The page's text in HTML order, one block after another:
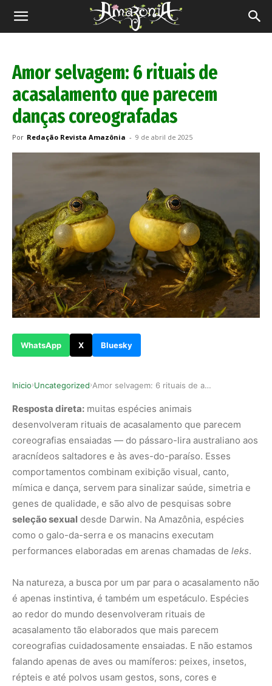
Revista
Amor selvagem: 6 rituais de
acasalamento que parecem
danças coreografadas
Por Redação Revista Amazônia - 9 de abril de 2025
WhatsApp X Bluesky
Inicio›Uncategorized› Amor selvagem: 6 rituais de acasalamento que pa…
Resposta direta: muitas espécies animais
desenvolveram rituais de acasalamento que parecem
coreografias ensaiadas — do pássaro-lira australiano aos
aracnídeos saltadores e às aves-do-paraíso. Esses
comportamentos combinam exibição visual, canto,
mímica e dança, servem para sinalizar saúde, simetria e
genes de qualidade, e são alvo de pesquisas sobre
seleção sexual desde Darwin. Na Amazônia, espécies
como o galo-da-serra e os manacins executam
performances elaboradas em arenas chamadas de leks.
Na natureza, a busca por um par para o acasalamento não
é apenas instintiva, é também um espetáculo. Espécies
ao redor do mundo desenvolveram rituais de
acasalamento tão elaborados que mais parecem
coreografias cuidadosamente ensaiadas. E não estamos
falando apenas de aves ou mamíferos: peixes, insetos,
répteis e até polvos usam gestos, sons, cores e